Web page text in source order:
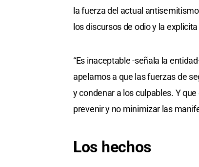
la fuerza del actual
los discursos de odio y la
“Es inaceptable -señala la
apelamos a que las fuerzas de
y condenar a los culpables. Y
prevenir y no minimizar las
Los hechos